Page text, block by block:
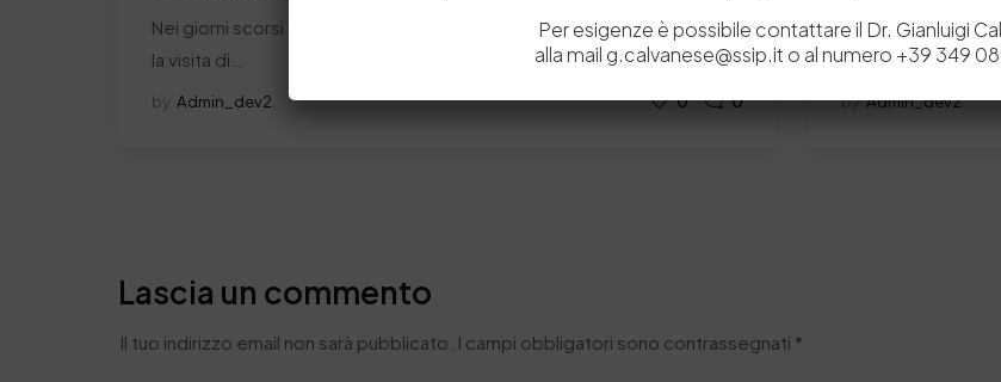
Nei giorni scorsi il distretto della pelle della nostra provincia ha ricevuto
la visita di…
by Admin_dev2 0 0
ABQTIC is the
the XXXIII IULTCS
by Admin_dev2
Lascia un commento
Il tuo indirizzo email non sarà pubblicato. I campi obbligatori sono contrassegnati *
Per esigenze è possibile contattare il Dr. Gianluigi
alla mail g.calvanese@ssip.it o al numero +39 349